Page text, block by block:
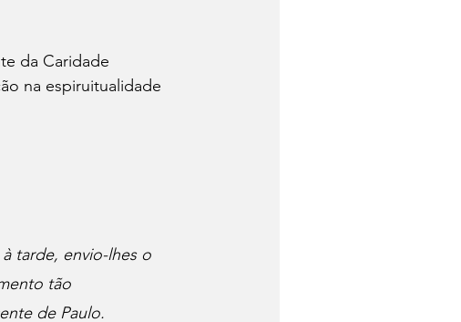
da Caridade
na espiruitualidade
tarde, envio-lhes o
tão
de Paulo.